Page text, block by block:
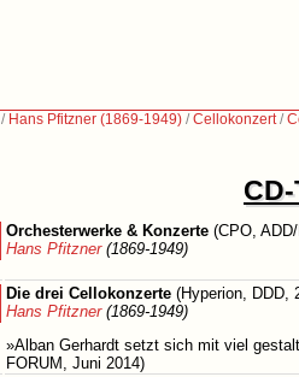
/ Hans Pfitzner (1869-1949) /Cellokonzert/
Orchesterwerke & Konzerte (CPO,
Hans Pfitzner(1869-1949)
Die drei Cellokonzerte (Hyperion, DDD,
Hans Pfitzner(1869-1949)
»Alban Gerhardt setzt sich mit viel
FORUM, Juni 2014)